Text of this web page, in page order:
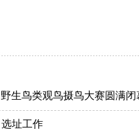
生鸟类观鸟摄鸟大赛圆满闭
址工作